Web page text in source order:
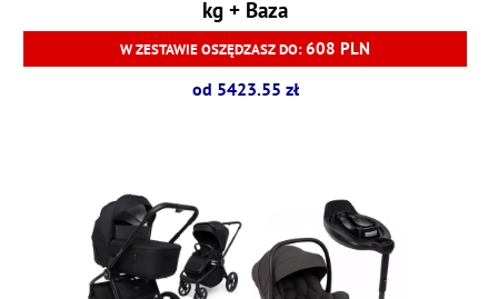
kg + Baza
W ZESTAWIE OSZĘDZASZ DO:608 PLN
od 5423.55 zł